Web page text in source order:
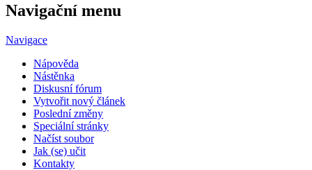
Navigační menu
Navigace
Nápověda
Nástěnka
Diskusní fórum
Vytvořit nový článek
Poslední změny
Speciální stránky
Načíst soubor
Jak (se) učit
Kontakty